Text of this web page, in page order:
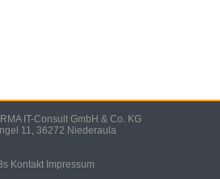
IT-Consult GmbH & Co. KG
11, 36272 Niederaula
Kontakt Impressum